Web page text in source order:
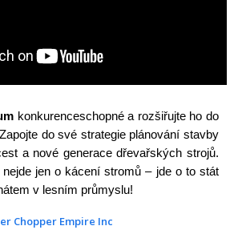
konkurenceschopné a rozšiřujte ho do
do své strategie plánování stavby
a nové generace dřevařských strojů.
nejde jen o kácení stromů – jde o to stát
v lesním průmyslu!
Chopper Empire Inc